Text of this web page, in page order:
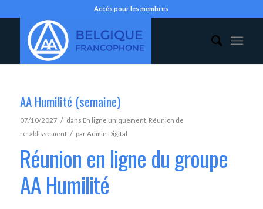
Accès pour les membres
AA Humilité (semaine)
07/10/2027 / dans En ligne uniquement, Réunion de
rétablissement / parAdmin Digital
Réunion en ligne du groupe
AA Humilité